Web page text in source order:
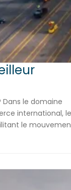
Dans le domaine
international, le
le